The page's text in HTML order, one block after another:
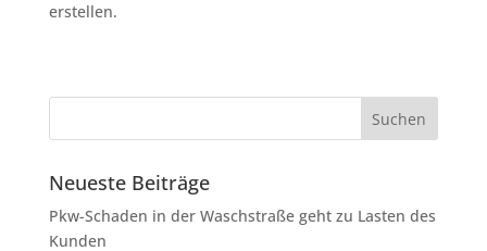
erstellen.
Neueste Beiträge
Pkw-Schaden in der Waschstraße geht zu Lasten des
Kunden